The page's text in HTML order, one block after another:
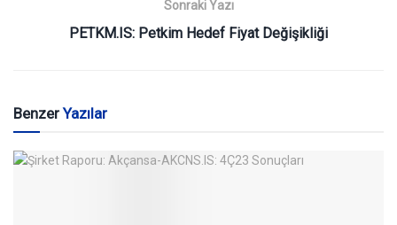
Sonraki Yazı
PETKM.IS: Petkim Hedef Fiyat Değişikliği
BenzerYazılar